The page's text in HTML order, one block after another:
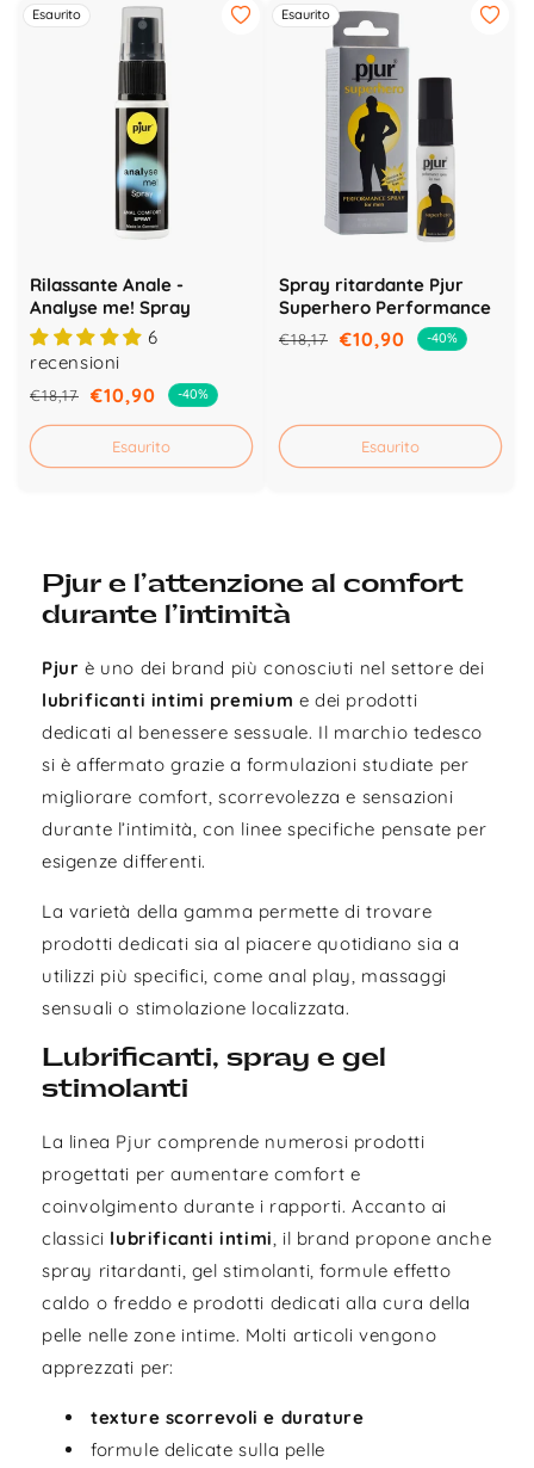
Esaurito
Rilassante Anale -
Analyse me! Spray
6
recensioni
Prezzo
di
listino
€18,17
Prezzo
scontato
€10,90 -40%
Esaurito
Esaurito
Spray ritardante Pjur
Superhero Performance
Prezzo
€18,17
Prezzo€10,90 -40%
Esaurito
Pjur e l’attenzione al comfort
durante l’intimità
Pjur è uno dei brand più conosciuti nel settore dei
lubrificanti intimi premium e dei prodotti
dedicati al benessere sessuale. Il marchio tedesco
si è affermato grazie a formulazioni studiate per
migliorare comfort, scorrevolezza e sensazioni
durante l’intimità, con linee specifiche pensate per
esigenze differenti.
La varietà della gamma permette di trovare
prodotti dedicati sia al piacere quotidiano sia a
utilizzi più specifici, come anal play, massaggi
sensuali o stimolazione localizzata.
Lubrificanti, spray e gel
stimolanti
La linea Pjur comprende numerosi prodotti
progettati per aumentare comfort e
coinvolgimento durante i rapporti. Accanto ai
classici lubrificanti intimi , il brand propone anche
spray ritardanti, gel stimolanti, formule effetto
caldo o freddo e prodotti dedicati alla cura della
pelle nelle zone intime. Molti articoli vengono
apprezzati per:
texture scorrevoli e durature
formule delicate sulla pelle